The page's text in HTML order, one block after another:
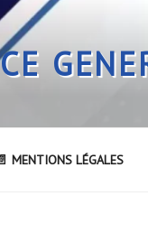
MENTIONS LÉGALES